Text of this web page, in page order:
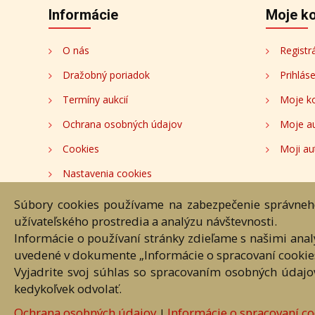
Informácie
O nás
Dražobný poriadok
Termíny aukcií
Ochrana osobných údajov
Cookies
Nastavenia cookies
Moje
Moje
Moje
Moji
Hlavná
Akékoľvek používanie
Súbory cookies používame na zabezpečenie
užívateľského prostredia a analýzu návštevnosti.
Informácie o používaní stránky zdieľame s našimi
uvedené v dokumente „Informácie o spracovaní
Vyjadrite svoj súhlas so spracovaním osobných
kedykoľvek odvolať.